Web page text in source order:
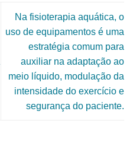
Na fisioterapia aquática, o
uso de equipamentos é uma
estratégia comum para
auxiliar na adaptação ao
meio líquido, modulação da
intensidade do exercício e
segurança do paciente.